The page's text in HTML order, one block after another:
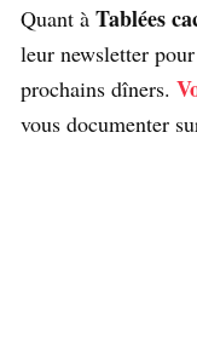
Quant à Tablées
leur newsletter
prochains dîners.
vous documenter